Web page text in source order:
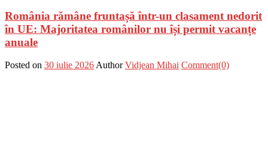
România rămâne fruntașă într-un clasament nedorit
în UE: Majoritatea românilor nu își permit vacanțe
anuale
Posted on 30 iulie 2026Author Vidjean Mihai Comment(0)